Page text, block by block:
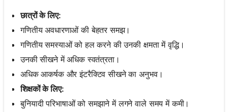
छात्रों के लिए:
गणितीय अवधारणाओं की बेहतर समझ।
गणितीय समस्याओं को हल करने की उनकी क्षमता में वृद्धि।
उनकी सीखने में अधिक स्वतंत्रता।
अधिक आकर्षक और इंटरैक्टिव सीखने का अनुभव।
शिक्षकों के लिए:
बुनियादी परिभाषाओं को समझाने में लगने वाले समय में कमी।